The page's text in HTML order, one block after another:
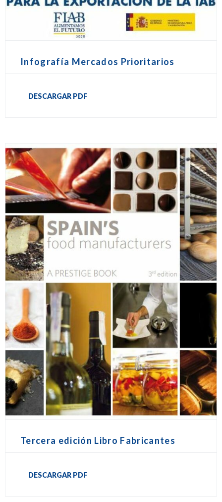
Infografía Mercados Prioritarios
DESCARGAR PDF
Tercera edición Libro Fabricantes
DESCARGAR PDF